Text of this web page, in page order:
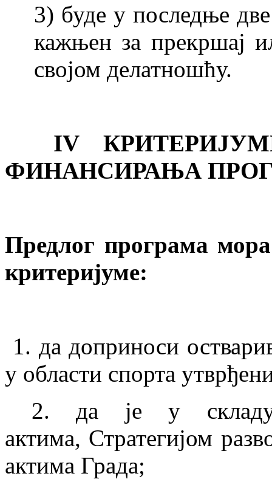
3) буде у последње
кажњен за прекршај
својом делатношћу.
IV
ФИНАНСИРАЊА
Предлог програма
критеријуме:
1. да доприноси
у области спорта
2. да је у складу
актима, Стратегијом
aктима Града;